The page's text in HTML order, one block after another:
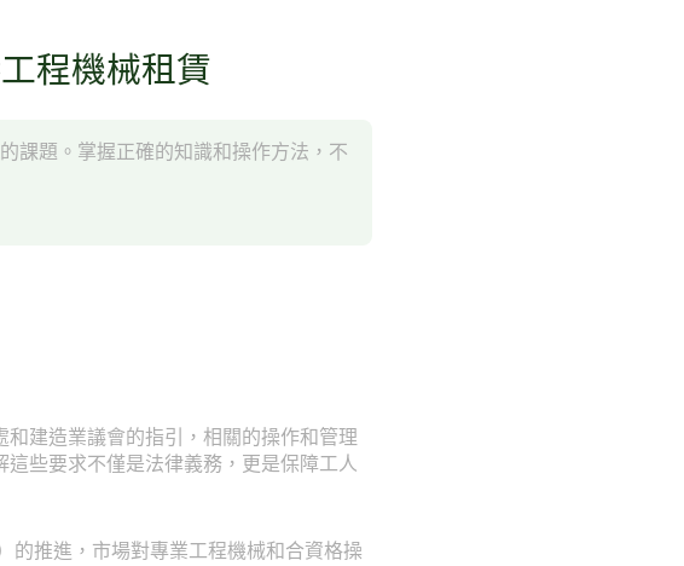
程機械租賃
課題。掌握正確的知識和操作方法，不
建造業議會的指引，相關的操作和管理
些要求不僅是法律義務，更是保障工人
的推進，市場對專業工程機械和合資格操